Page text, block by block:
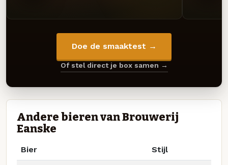
Doe de smaaktest →
Of stel direct je box samen →
Andere bieren van Brouwerij
Eanske
Bier Stijl